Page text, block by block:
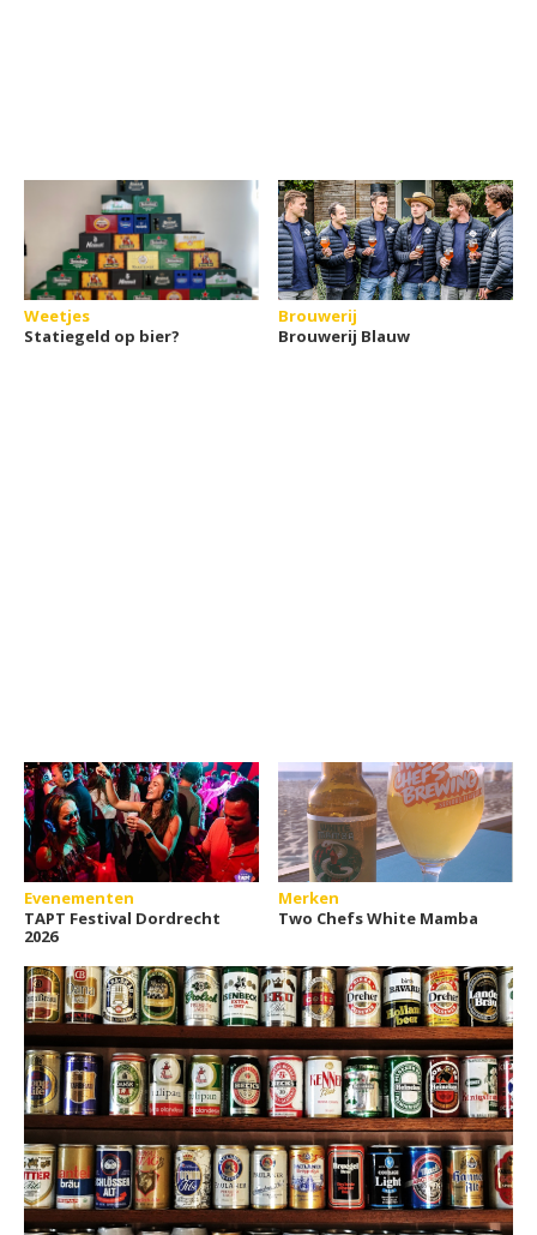
Weetjes
Statiegeld op bier?
Brouwerij
Brouwerij Blauw
Evenementen
TAPT Festival Dordrecht
2026
Merken
Two Chefs White Mamba